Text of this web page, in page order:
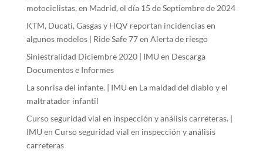
motociclistas, en Madrid, el día 15 de Septiembre de 2024
KTM, Ducati, Gasgas y HQV reportan incidencias en
algunos modelos | Ride Safe 77en Alerta de riesgo
Siniestralidad Diciembre 2020 | IMU en Descarga
Documentos e Informes
La sonrisa del infante. | IMU en La maldad del diablo y el
maltratador infantil
Curso seguridad vial en inspección y análisis carreteras. |
IMU en Curso seguridad vial en inspección y análisis
carreteras